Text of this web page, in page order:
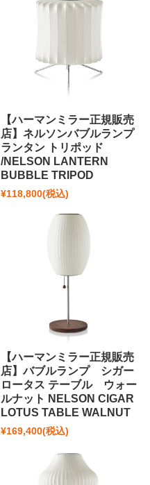
【ハーマンミラー正規販売
店】ネルソンバブルランプ
ランタン トリポッド
/NELSON LANTERN
BUBBLE TRIPOD
¥118,800(税込)
【ハーマンミラー正規販売
店】バブルランプ シガー
ロータス テーブル ウォー
ルナット NELSON CIGAR
LOTUS TABLE WALNUT
¥169,400(税込)